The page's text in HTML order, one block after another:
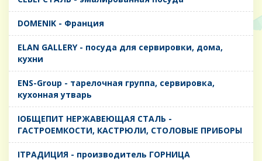
DOMENIK - Франция
ELAN GALLERY - посуда для сервировки, дома,
кухни
ENS-Group - тарелочная группа, сервировка,
кухонная утварь
IОБЩЕПИТ НЕРЖАВЕЮЩАЯ СТАЛЬ -
ГАСТРОЕМКОСТИ, КАСТРЮЛИ, СТОЛОВЫЕ ПРИБОРЫ
IТРАДИЦИЯ - производитель ГОРНИЦА